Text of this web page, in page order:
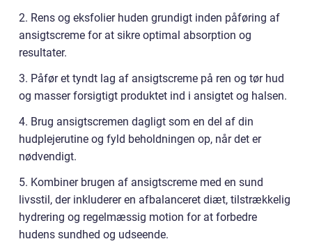
2. Rens og eksfolier huden grundigt inden påføring af
ansigtscreme for at sikre optimal absorption og
resultater.
3. Påfør et tyndt lag af ansigtscreme på ren og tør hud
og masser forsigtigt produktet ind i ansigtet og halsen.
4. Brug ansigtscremen dagligt som en del af din
hudplejerutine og fyld beholdningen op, når det er
nødvendigt.
5. Kombiner brugen af ansigtscreme med en sund
livsstil, der inkluderer en afbalanceret diæt, tilstrækkelig
hydrering og regelmæssig motion for at forbedre
hudens sundhed og udseende.